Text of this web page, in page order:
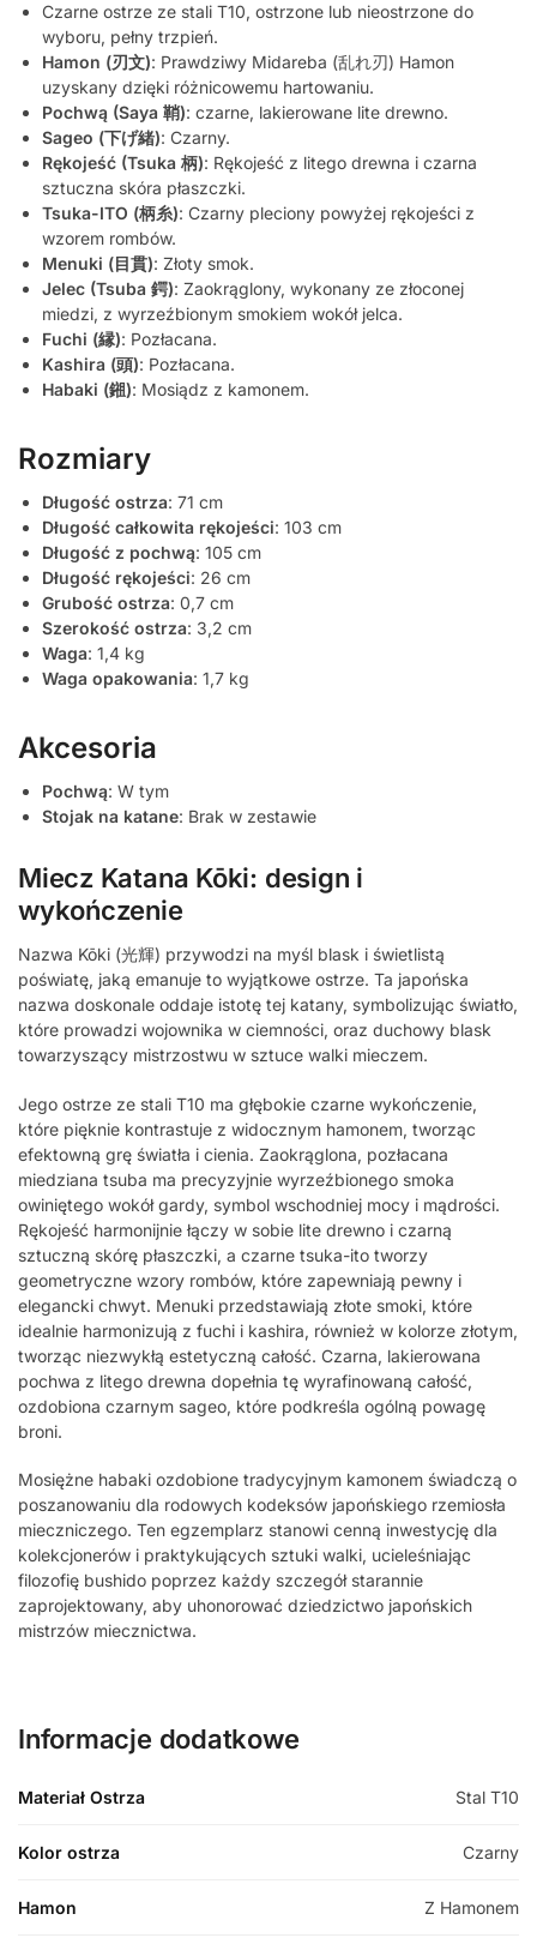
Czarne ostrze ze stali T10, ostrzone lub nieostrzone do
wyboru, pełny trzpień.
Hamon (刃文): Prawdziwy Midareba (乱れ刃) Hamon
uzyskany dzięki różnicowemu hartowaniu.
Pochwą (Saya 鞘): czarne, lakierowane lite drewno.
Sageo (下げ緒): Czarny.
Rękojeść (Tsuka 柄): Rękojeść z litego drewna i czarna
sztuczna skóra płaszczki.
Tsuka-ITO (柄糸): Czarny pleciony powyżej rękojeści z
wzorem rombów.
Menuki (目貫): Złoty smok.
Jelec (Tsuba 鍔): Zaokrąglony, wykonany ze złoconej
miedzi, z wyrzeźbionym smokiem wokół jelca.
Fuchi (縁): Pozłacana.
Kashira (頭): Pozłacana.
Habaki (鎺): Mosiądz z kamonem.
Rozmiary
Długość ostrza: 71 cm
Długość całkowita rękojeści: 103 cm
Długość z pochwą: 105 cm
Długość rękojeści: 26 cm
Grubość ostrza: 0,7 cm
Szerokość ostrza: 3,2 cm
Waga: 1,4 kg
Waga opakowania: 1,7 kg
Akcesoria
Pochwą: W tym
Stojak na katane: Brak w zestawie
Miecz Katana Kōki: design i
wykończenie
Nazwa Kōki (光輝) przywodzi na myśl blask i świetlistą
poświatę, jaką emanuje to wyjątkowe ostrze. Ta japońska
nazwa doskonale oddaje istotę tej katany, symbolizując światło,
które prowadzi wojownika w ciemności, oraz duchowy blask
towarzyszący mistrzostwu w sztuce walki mieczem.
Jego ostrze ze stali T10 ma głębokie czarne wykończenie,
które pięknie kontrastuje z widocznym hamonem, tworząc
efektowną grę światła i cienia. Zaokrąglona, pozłacana
miedziana tsuba ma precyzyjnie wyrzeźbionego smoka
owiniętego wokół gardy, symbol wschodniej mocy i mądrości.
Rękojeść harmonijnie łączy w sobie lite drewno i czarną
sztuczną skórę płaszczki, a czarne tsuka-ito tworzy
geometryczne wzory rombów, które zapewniają pewny i
elegancki chwyt. Menuki przedstawiają złote smoki, które
idealnie harmonizują z fuchi i kashira, również w kolorze złotym,
tworząc niezwykłą estetyczną całość. Czarna, lakierowana
pochwa z litego drewna dopełnia tę wyrafinowaną całość,
ozdobiona czarnym sageo, które podkreśla ogólną powagę
broni.
Mosiężne habaki ozdobione tradycyjnym kamonem świadczą o
poszanowaniu dla rodowych kodeksów japońskiego rzemiosła
mieczniczego. Ten egzemplarz stanowi cenną inwestycję dla
kolekcjonerów i praktykujących sztuki walki, ucieleśniając
filozofię bushido poprzez każdy szczegół starannie
zaprojektowany, aby uhonorować dziedzictwo japońskich
mistrzów miecznictwa.
Informacje dodatkowe
Materiał Ostrza Stal T10
Kolor ostrza Czarny
Hamon Z Hamonem